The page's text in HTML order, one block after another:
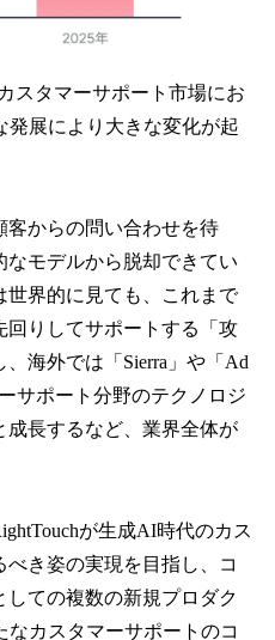
スタマーサポート市場にお
展により大きな変化が起
客からの問い合わせを待
モデルから脱却できてい
世界的に見ても、これまで
りしてサポートする「攻
海外では「Sierra」や「Ad
サポート分野のテクノロジ
成長するなど、業界全体が
が生成AI時代のカス
き姿の実現を目指し、コ
ての複数の新規プロダク
なカスタマーサポートのコ